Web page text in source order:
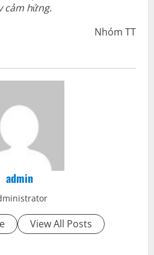
cảm hứng.
Nhóm TT
admin
View All Posts